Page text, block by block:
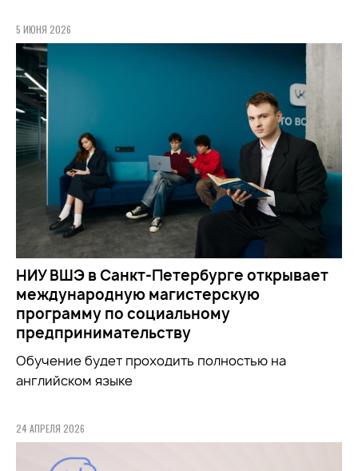
5 ИЮНЯ 2026
НИУ ВШЭ в Санкт-Петербурге открывает
международную магистерскую
программу по социальному
предпринимательству
Обучение будет проходить полностью на
английском языке
24 АПРЕЛЯ 2026